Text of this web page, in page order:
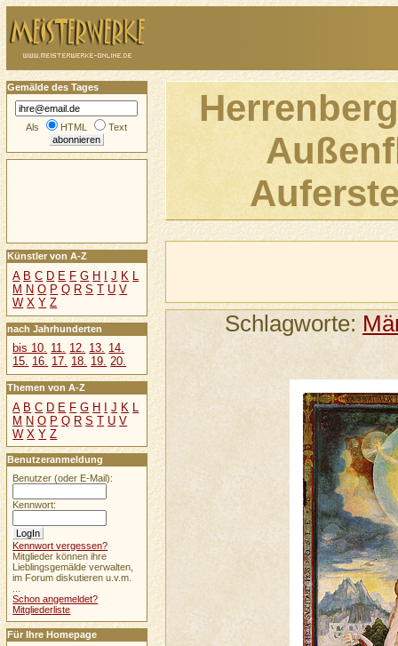
Schlagworte:
Gemälde des Tages
Als HTML Text
Künstler von A-Z
A B C D E F G H J K L
M N O P Q R S T U V
W X Y Z
nach Jahrhunderten
bis 10. 11. 12. 13. 14.
15. 16. 17. 18. 19. 20.
Themen von A-Z
A B C D E F G H I J K L
M N O P Q R S T U V
W X Y Z
Benutzeranmeldung
Benutzer (oder E-Mail):
Kennwort:
Kennwort vergessen?
Mitglieder können ihre
Lieblingsgemälde verwalten,
im Forum diskutieren u.v.m.
Schon angemeldet?
Mitgliederliste
Für Ihre Homepage